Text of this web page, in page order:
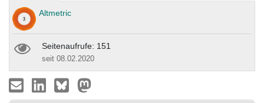
Altmetric
Seitenaufrufe: 151
seit 08.02.2020